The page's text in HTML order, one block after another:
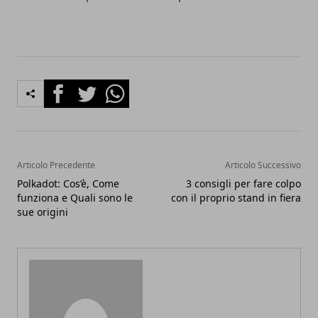
FacebookTwitterWhatsapp
Articolo Precedente
Polkadot: Cos’è, Come
funziona e Quali sono le
sue origini
Articolo Successivo
3 consigli per fare colpo
con il proprio stand in fiera